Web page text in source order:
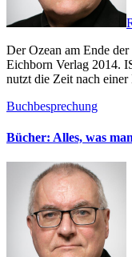
Der Ozean am Ende der Straße von Neil Gaiman. 240 Seiten.
Eichborn Verlag 2014.
nutzt die Zeit nach
Buchbesprechung
Bücher: Alles, was